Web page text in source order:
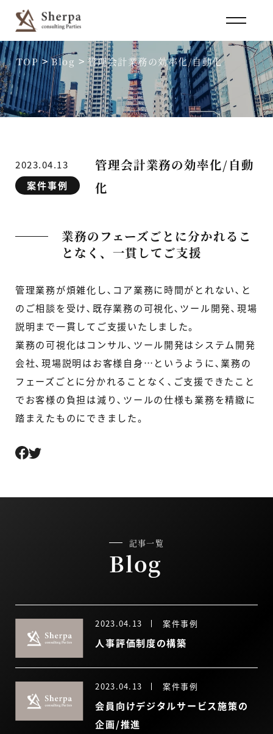
TOP>Blog > 管理会計業務の効率化/自動化
2023.04.13
案件事例
管理会計業務の効率化/自動
化
業務のフェーズごとに分かれるこ
となく、一貫してご支援
管理業務が煩雑化し､コア業務に時間がとれない､と
のご相談を受け､既存業務の可視化､ツール開発､現場
説明まで一貫してご支援いたしました。
業務の可視化はコンサル､ツール開発はシステム開発
会社､現場説明はお客様自身…というように､業務の
フェーズごとに分かれることなく､ご支援できたこと
でお客様の負担は減り､ツールの仕様も業務を精緻に
踏まえたものにできました。
記事一覧
Blog
2023.04.13 案件事例
人事評価制度の構築
2023.04.13 案件事例
会員向けデジタルサービス施策の
企画/推進